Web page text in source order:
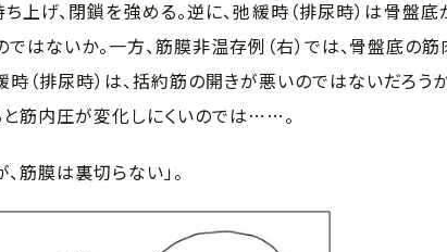
げ、閉鎖を強める。逆に、弛緩時（排尿時）は骨盤底
はないか。一方、筋膜非温存例（右）では、骨盤底の
（排尿時）は、括約筋の開きが悪いのではないだろうか
筋内圧が変化しにくいのでは……。
筋膜は裏切らない」。